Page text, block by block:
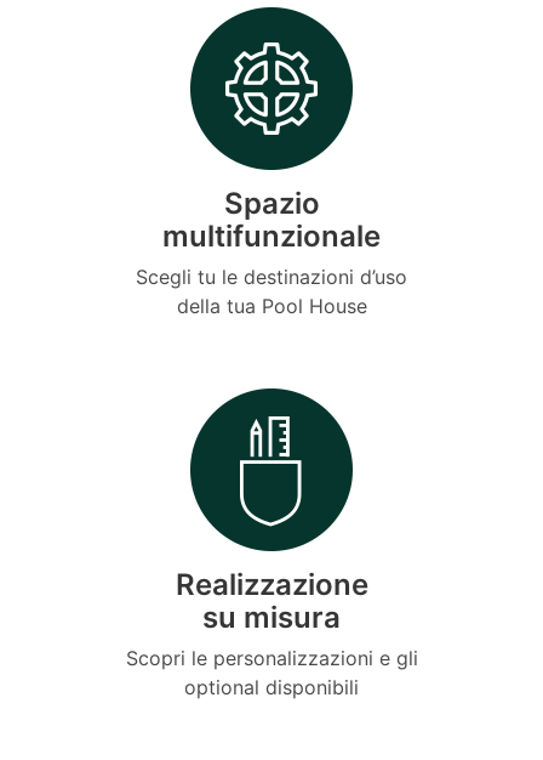
Spazio
multifunzionale
Scegli tu le destinazioni d’uso
della tua Pool House
Realizzazione
su misura
Scopri le personalizzazioni e gli
optional disponibili